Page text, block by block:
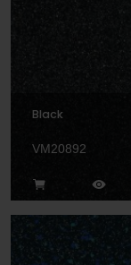
Black
VM20892